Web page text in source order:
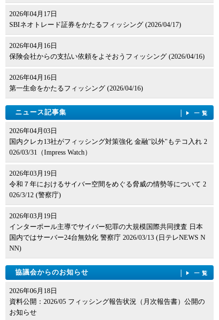
2026年04月17日
SBIネオトレード証券をかたるフィッシング (2026/04/17)
2026年04月16日
保険会社からの支払い依頼をよそおうフィッシング (2026/04/16)
2026年04月16日
第一生命をかたるフィッシング (2026/04/16)
ニュース記事集 一覧
2026年04月03日
国内クレカ13社がフィッシング対策強化 金融"以外"もテコ入れ 2
026/03/31（Impress Watch）
2026年03月19日
令和７年におけるサイバー空間をめぐる脅威の情勢等について 2
026/3/12 (警察庁)
2026年03月19日
インターポール主導でサイバー犯罪の大規模国際共同捜査 日本
国内ではサーバー24台無効化 警察庁 2026/03/13 (日テレNEWS N
NN)
協議会からのお知らせ 一覧
2026年06月18日
資料公開：2026/05 フィッシング報告状況（月次報告書）公開の
お知らせ